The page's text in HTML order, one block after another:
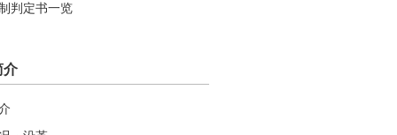
判定书一览